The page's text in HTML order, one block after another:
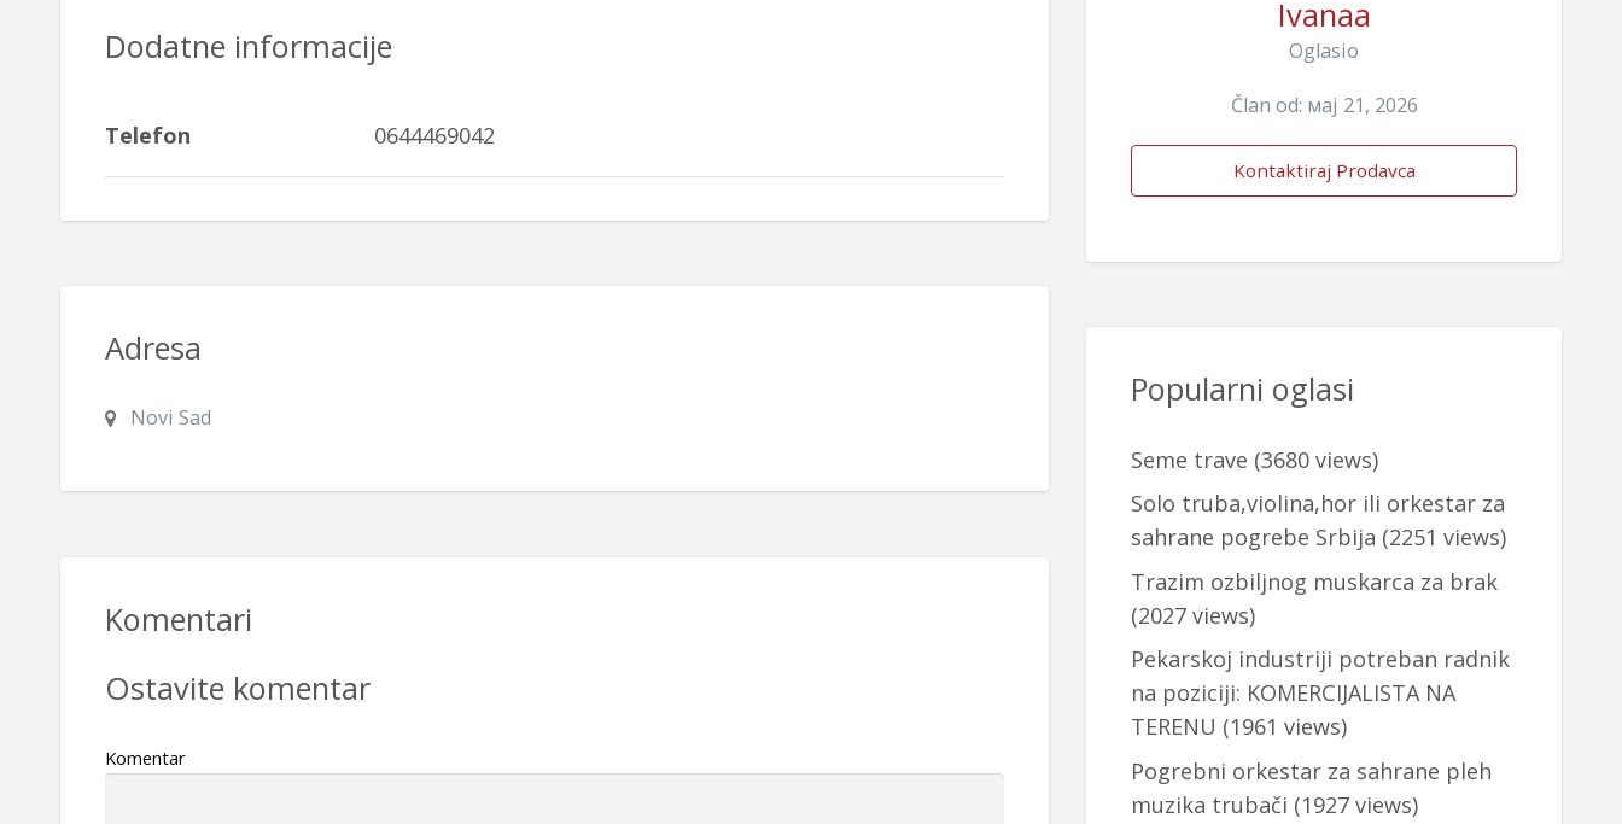
Dodatne informacije
Telefon 0644469042
Adresa
Novi Sad
Komentari
Ostavite komentar
Komentar
Ivanaa
Oglasio
Član od: мај 21, 2026
Kontaktiraj Prodavca
Popularni oglasi
Seme trave (3680 views)
Solo truba,violina,hor ili orkestar za
sahrane pogrebe Srbija (2251 views)
Trazim ozbiljnog muskarca za brak
(2027 views)
Pekarskoj industriji potreban radnik
na poziciji: KOMERCIJALISTA NA
TERENU (1961 views)
Pogrebni orkestar za sahrane pleh
muzika trubači (1927 views)